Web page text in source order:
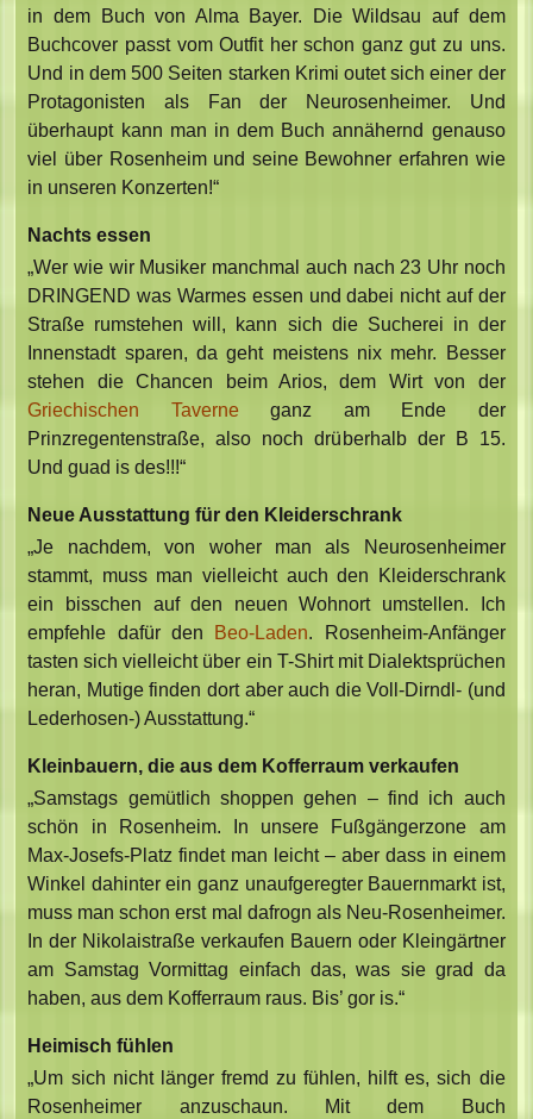
in dem Buch von Alma Bayer. Die Wildsau auf dem
Buchcover passt vom Outfit her schon ganz gut zu uns.
Und in dem 500 Seiten starken Krimi outet sich einer der
Protagonisten als Fan der Neurosenheimer. Und
überhaupt kann man in dem Buch annähernd genauso
viel über Rosenheim und seine Bewohner erfahren wie
in unseren Konzerten!“
Nachts essen
„Wer wie wir Musiker manchmal auch nach 23 Uhr noch
DRINGEND was Warmes essen und dabei nicht auf der
Straße rumstehen will, kann sich die Sucherei in der
Innenstadt sparen, da geht meistens nix mehr. Besser
stehen die Chancen beim Arios, dem Wirt von der
Griechischen Taverneganz am Ende der
Prinzregentenstraße, also noch drüberhalb der B 15.
Und guad is des!!!“
Neue Ausstattung für den Kleiderschrank
„Je nachdem, von woher man als Neurosenheimer
stammt, muss man vielleicht auch den Kleiderschrank
ein bisschen auf den neuen Wohnort umstellen. Ich
empfehle dafür den
Beo-Laden. Rosenheim-Anfänger
tasten sich vielleicht über ein T-Shirt mit Dialektsprüchen
heran, Mutige finden dort aber auch die Voll-Dirndl- (und
Lederhosen-) Ausstattung.“
Kleinbauern, die aus dem Kofferraum verkaufen
„Samstags gemütlich shoppen gehen – find ich auch
schön in Rosenheim. In unsere Fußgängerzone am
Max-Josefs-Platz findet man leicht – aber dass in einem
Winkel dahinter ein ganz unaufgeregter Bauernmarkt ist,
muss man schon erst mal dafrogn als Neu-Rosenheimer.
In der Nikolaistraße verkaufen Bauern oder Kleingärtner
am Samstag Vormittag einfach das, was sie grad da
haben, aus dem Kofferraum raus. Bis’ gor is.“
Heimisch fühlen
„Um sich nicht länger fremd zu fühlen, hilft es, sich die
Rosenheimer anzuschaun. Mit dem Buch